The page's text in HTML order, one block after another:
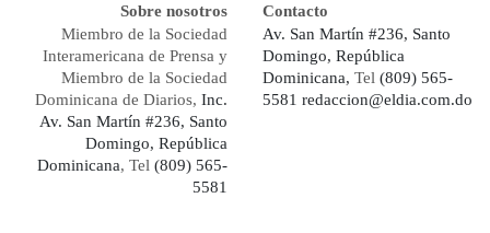
Sobre nosotros
Miembro de la Sociedad
Interamericana de Prensa y
Miembro de la Sociedad
Dominicana de Diarios, Inc.
Av. San Martín #236, Santo
Domingo, República
Dominicana, Tel (809) 565-
5581
Contacto
Av. San Martín #236, Santo
Domingo, República
Dominicana, Tel (809) 565-
5581 redaccion@eldia.com.do